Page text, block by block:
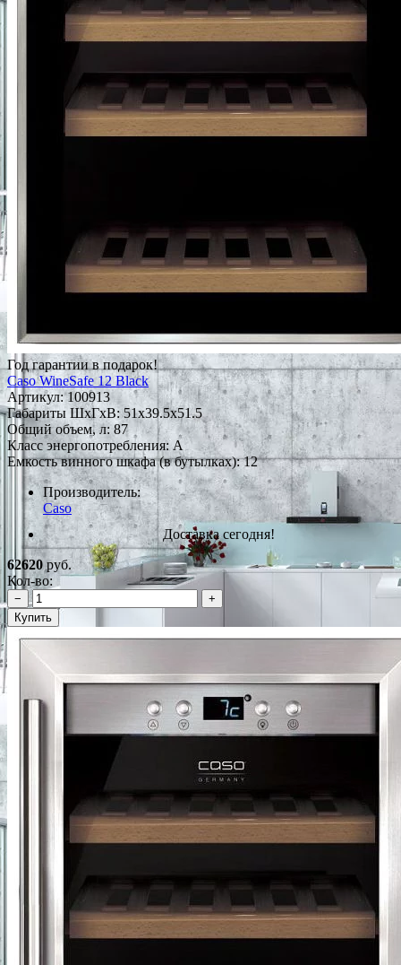
Год гарантии в подарок!
Caso WineSafe 12 Black
Артикул:100913
Габариты ШxГxВ: 51x39.5x51.5
Общий объем, л: 87
Класс энергопотребления: A
Емкость винного шкафа (в бутылках): 12
Производитель:
Caso
Доставка сегодня!
62620 руб.
Кол-во:
−
+
Купить